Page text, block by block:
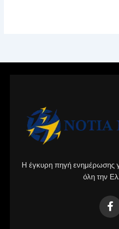
Η έγκυρη πηγή ενημέρωσης
όλη την